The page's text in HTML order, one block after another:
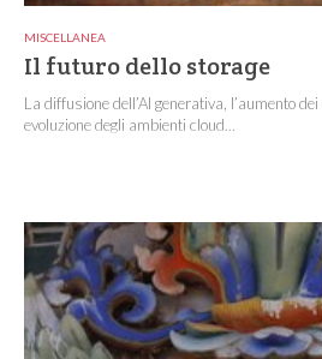
MISCELLANEA
Il futuro dello storage
La diffusione dell’AI generativa, l’aumento
evoluzione degli ambienti cloud...